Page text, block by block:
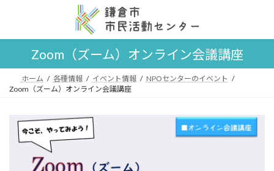
ン
へ
ー
ョ
Zoom（ズーム）オンライン会議講座
ホーム 各種情報 イベント情報
NPOセンターのイベント
Zoom（ズーム）オンライン会議講座